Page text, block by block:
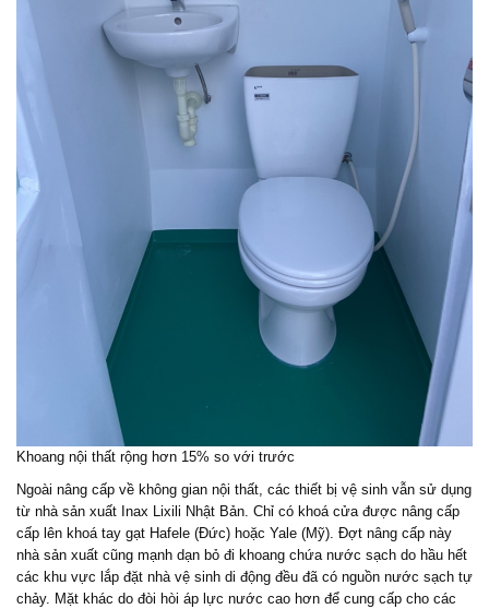
Khoang nội thất rộng hơn 15% so với trước
Ngoài nâng cấp về không gian nội thất, các thiết bị vệ sinh vẫn sử dụng
từ nhà sản xuất Inax Lixili Nhật Bản. Chỉ có khoá cửa được nâng cấp
cấp lên khoá tay gạt Hafele (Đức) hoặc Yale (Mỹ). Đợt nâng cấp này
nhà sản xuất cũng mạnh dạn bỏ đi khoang chứa nước sạch do hầu hết
các khu vực lắp đặt nhà vệ sinh di động đều đã có nguồn nước sạch tự
chảy. Mặt khác do đòi hòi áp lực nước cao hơn để cung cấp cho các